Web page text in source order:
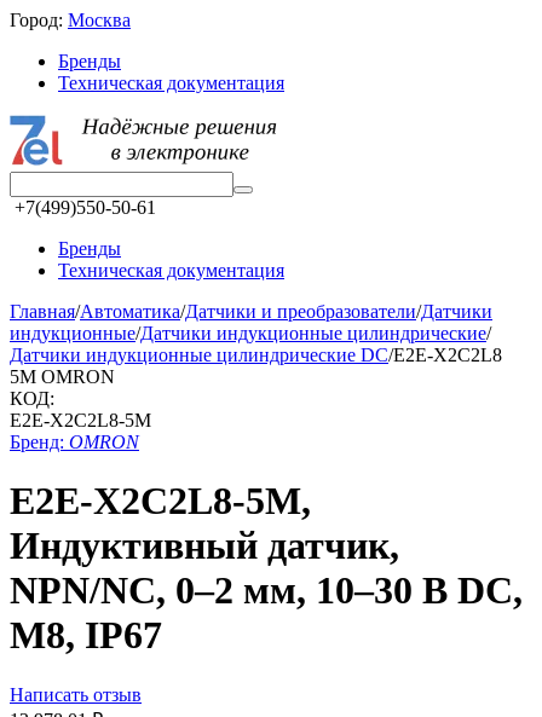
Город: Москва
Бренды
Техническая документация
+7(499)550-50-61
Бренды
Техническая документация
Главная/Автоматика/Датчики и преобразователи/Датчики
индукционные/Датчики индукционные цилиндрические/
Датчики индукционные цилиндрические DC/E2E-X2C2L8
5M OMRON
КОД:
E2E-X2C2L8-5M
Бренд: OMRON
E2E-X2C2L8-5M,
Индуктивный датчик,
NPN/NC, 0–2 мм, 10–30 В DC,
М8, IP67
Написать отзыв